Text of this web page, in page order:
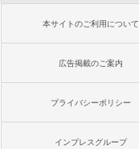
本サイトのご利用について
広告掲載のご案内
プライバシーポリシー
インプレスグループ